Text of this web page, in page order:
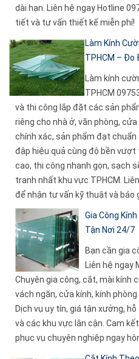
dài hạn. Liên hệ ngay Hotline
tiết và tư vấn thiết kế miễn phí!
Làm Kính
TPHCM – Đo
Làm kính
TPHCM
và thi công lắp đặt các sản
riêng cho nhà ở, văn phòng,
chính xác, sản phẩm đạt
đập hiệu quả cùng độ bền
cao, thi công nhanh gọn, sạch
tranh nhất khu vực TPHCM.
để nhận tư vấn kỹ thuật và báo
Gia Công
Tận Nơi 24/7
Bạn cần gia
Liên hệ ngay
Chuyên gia công, cắt, mài kính
vách ngăn, cửa kính, kính
Dịch vụ uy tín, giá tận xưởng,
và các khu vực lân cận. Cam
phục vụ chuyên nghiệp ngay